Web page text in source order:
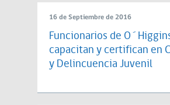
16 de Septiembre de 2016
Funcionarios de
capacitan y certifican en
y Delincuencia Juvenil